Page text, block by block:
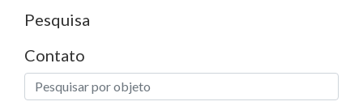
Pesquisa
Contato